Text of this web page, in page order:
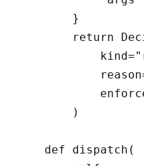
        }
return
        )
    def dispatch(